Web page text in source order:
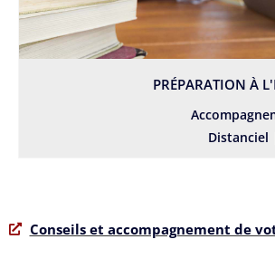
PRÉPARATION À
Distanciel
Conseils et accompagnement de